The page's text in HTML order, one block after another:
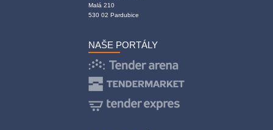
Malá 210
530 02 Pardubice
NAŠE PORTÁLY